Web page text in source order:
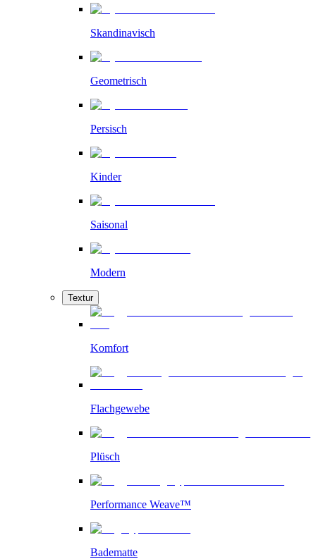
Skandinavisch
Geometrisch
Persisch
Kinder
Saisonal
Modern
Textur
Komfort
Flachgewebe
Plüsch
Performance Weave™
Badematte